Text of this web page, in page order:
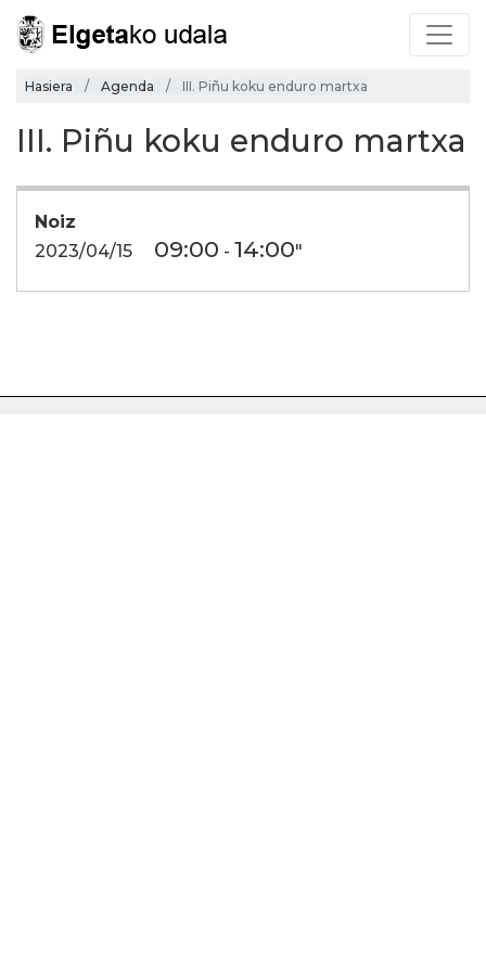
Hasiera Agenda III. Piñu koku enduro martxa
III. Piñu koku enduro martxa
Noiz
2023/04/15
09:00 - 14:00"